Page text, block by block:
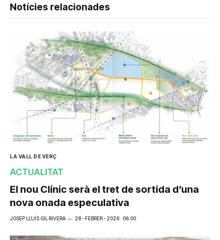
Notícies relacionades
LA VALL DE VERÇ
ACTUALITAT
El nou Clínic serà el tret de sortida d’una
nova onada especulativa
JOSEP LLUÍS GIL RIVERA 28 - FEBRER - 2026 · 06:00